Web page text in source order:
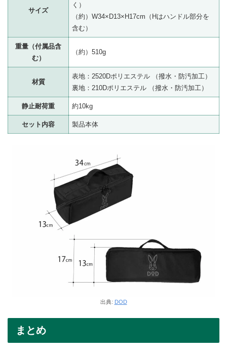
サイズ
く）
（約）W34×D13×H17cm（Hはハンドル部分を
含む）
重量（付属品含
む）
（約）510g
材質
表地：2520Dポリエステル （撥水・防汚加工）
裏地：210Dポリエステル （撥水・防汚加工）
静止耐荷重 約10kg
セット内容 製品本体
出典: DOD
まとめ